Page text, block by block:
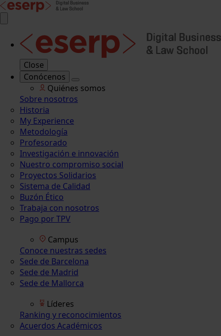
Close
Conócenos
Quiénes somos
Sobre nosotros
Historia
My Experience
Metodología
Profesorado
Investigación e innovación
Nuestro compromiso social
Proyectos Solidarios
Sistema de Calidad
Buzón Ético
Trabaja con nosotros
Pago por TPV
Campus
Conoce nuestras sedes
Sede de Barcelona
Sede de Madrid
Sede de Mallorca
Líderes
Ranking y reconocimientos
Acuerdos Académicos